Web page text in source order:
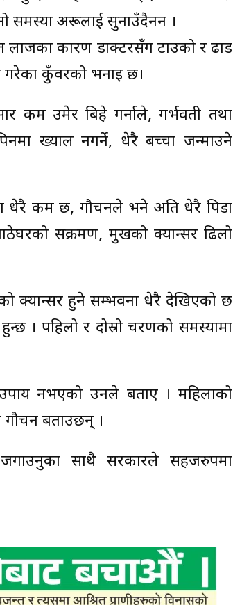
समस्या अरूलाई सुनाउँदैनन ।
कारण डाक्टरसँग टाउको र ढाड
कुँवरको भनाइ छ।
कम उमेर बिहे गर्नाले, गर्भवती तथा
ख्याल नगर्ने, धेरै बच्चा जन्माउने
धेरै कम छ, गौचनले भने अति धेरै पिडा
सक्रमण, मुखको क्यान्सर ढिलो
क्यान्सर हुने सम्भवना धेरै देखिएको छ
। पहिलो र दोस्रो चरणको समस्यामा
नभएको उनले बताए । महिलाको
गौचन बताउछन् ।
जगाउनुका साथै सरकारले सहजरुपमा